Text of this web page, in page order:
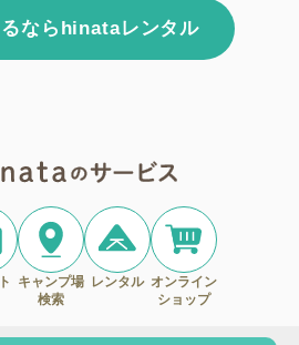
ならhinataレンタル
キャンプ場
検索
レンタル オンライン
ショップ